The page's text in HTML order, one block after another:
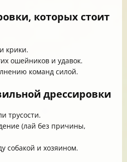
которых стоит
крики.
ошейников и удавок.
команд силой.
дрессировки
трусости.
(лай без причины,
собакой и хозяином.